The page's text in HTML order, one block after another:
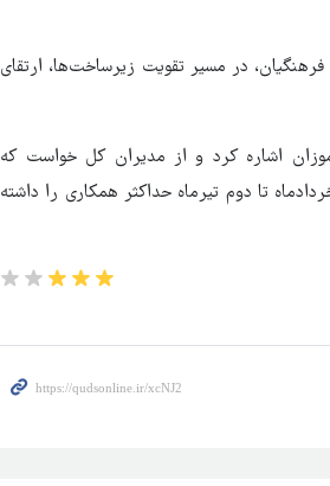
در مسیر تقویت زیرساخت‌ها، ارتقای
اشاره کرد و از مدیران کل خواست که
تا دوم تیرماه حداکثر همکاری را داشته